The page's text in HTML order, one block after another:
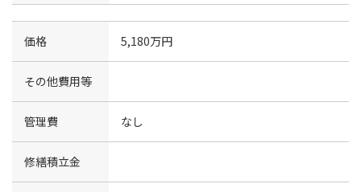
価格 5,180万円
その他費用等
管理費 なし
修繕積立金